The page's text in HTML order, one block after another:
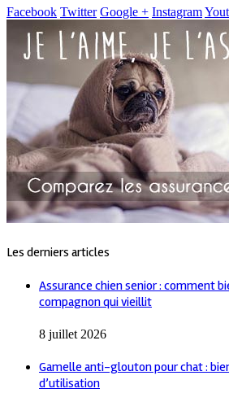
Facebook Twitter Google + Instagram
Les derniers articles
Assurance chien senior : comment
compagnon qui vieillit
8 juillet 2026
Gamelle anti-glouton pour chat :
d’utilisation